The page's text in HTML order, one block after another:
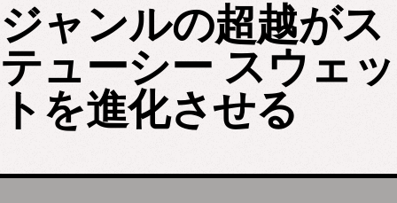
ジャンルの超越がス
テューシー スウェッ
トを進化させる